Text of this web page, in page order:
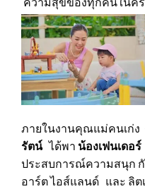
ภายในงานคุณแม่คนเก่ง
รัตน์ได้พา น้องเฟนเดอร์
ประสบการณ์ความสนุก
อาร์ต ไอส์แลนด์ และ ลิต